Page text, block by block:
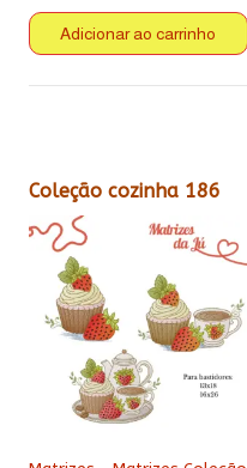
Adicionar ao carrinho
Coleção cozinha 186